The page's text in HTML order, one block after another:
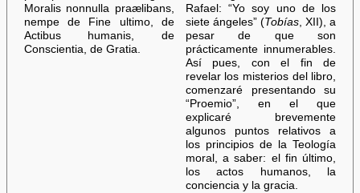
Moralis nonnulla praælibans,
nempe de Fine ultimo, de
Actibus humanis, de
Conscientia, de Gratia.
Rafael: “Yo soy uno de los
siete ángeles” (Tobías, XII), a
pesar de que son
prácticamente innumerables.
Así pues, con el fin de
revelar los misterios del libro,
comenzaré presentando su
“Proemio”, en el que
explicaré brevemente
algunos puntos relativos a
los principios de la Teología
moral, a saber: el fin último,
los actos humanos, la
conciencia y la gracia.